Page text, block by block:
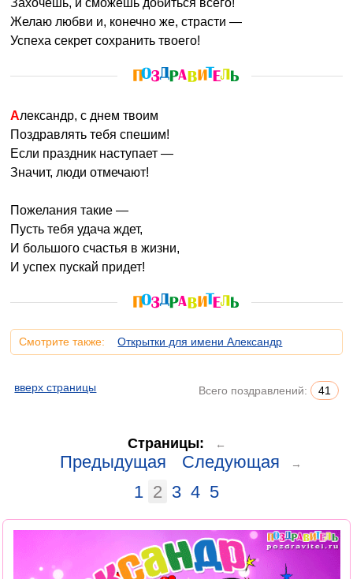
Захочешь, и сможешь добиться всего!
Желаю любви и, конечно же, страсти —
Успеха секрет сохранить твоего!
Александр, с днем твоим
Поздравлять тебя спешим!
Если праздник наступает —
Значит, люди отмечают!
Пожелания такие —
Пусть тебя удача ждет,
И большого счастья в жизни,
И успех пускай придет!
Смотрите также: Открытки для имени Александр
вверх страницы Всего поздравлений: 41
Страницы: ←
Предыдущая Следующая →
1 2 3 4 5